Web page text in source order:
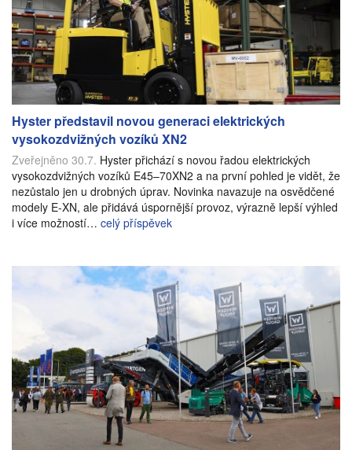
Hyster představil novou generaci elektrických
vysokozdvižných vozíků XN2
Zveřejněno 30.7. Hyster přichází s novou řadou elektrických
vysokozdvižných vozíků E45–70XN2 a na první pohled je vidět, že
nezůstalo jen u drobných úprav. Novinka navazuje na osvědčené
modely E-XN, ale přidává úspornější provoz, výrazně lepší výhled
i více možností… celý příspěvek